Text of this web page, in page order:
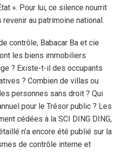
». Pour lui, ce silence nourrit
au patrimoine national.
contrôle, Babacar Ba et cie
les biens immobiliers
? Existe-t-il des occupants
? Combien de villas ou
personnes sans droit ? Qui
pour le Trésor public ? Les
cédées à la SCI DING DING,
n’a encore été publié sur la
de contrôle interne et